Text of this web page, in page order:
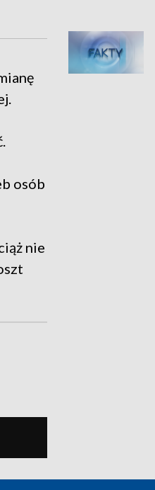
osób
nie